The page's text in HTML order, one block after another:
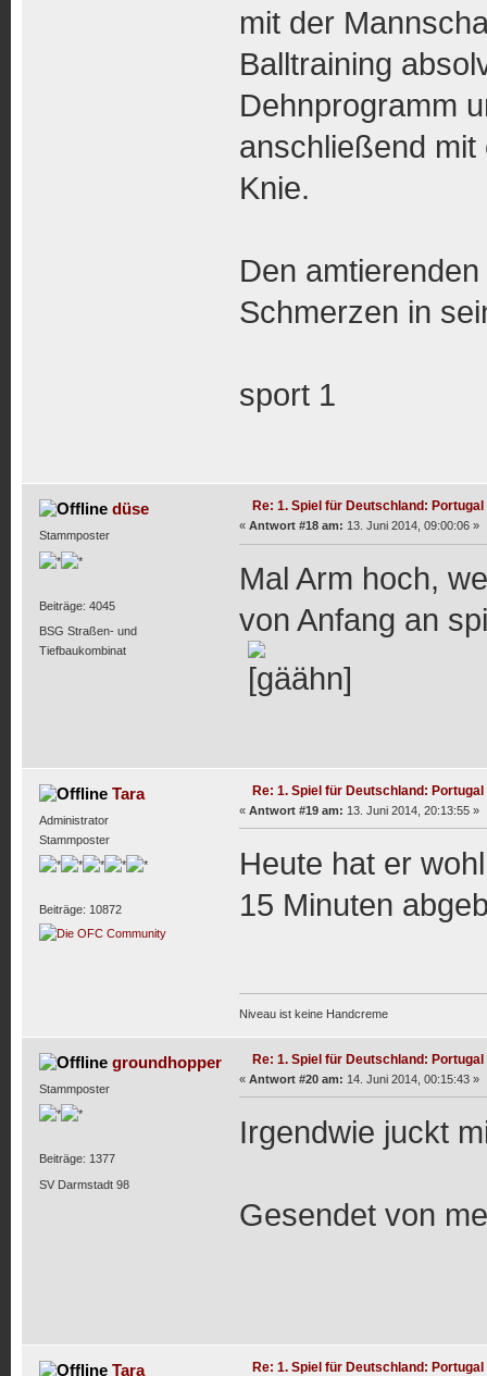
mit der
Balltraining
Dehnprogramm
anschließend mit
Knie.
Den
Schmerzen in
sport 1
düse
Stammposter
Beiträge: 4045
BSG Straßen- und
Tiefbaukombinat
Re: 1. Spiel für Deutschland: Portugal
« Antwort #18 am: 13. Juni 2014, 09:00:06 »
Mal Arm hoch,
von Anfang an
Tara
Administrator
Stammposter
Beiträge: 10872
Re: 1. Spiel für Deutschland: Portugal
« Antwort #19 am: 13. Juni 2014, 20:13:55 »
Heute hat er
15 Minuten
Niveau ist keine Handcreme
groundhopper
Stammposter
Beiträge: 1377
SV Darmstadt 98
Re: 1. Spiel für Deutschland: Portugal
« Antwort #20 am: 14. Juni 2014, 00:15:43 »
Irgendwie juckt
Gesendet von
Tara Re: 1. Spiel für Deutschland: Portugal